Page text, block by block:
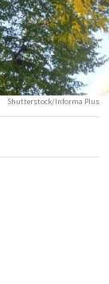
Shutterstock/Informa Plus